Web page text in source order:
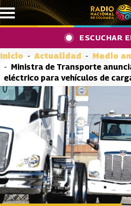
Pasar al contenido principal
ESCUCHAR
Inicio Actualidad
Medio
Ministra de Transporte
eléctrico para vehículos de